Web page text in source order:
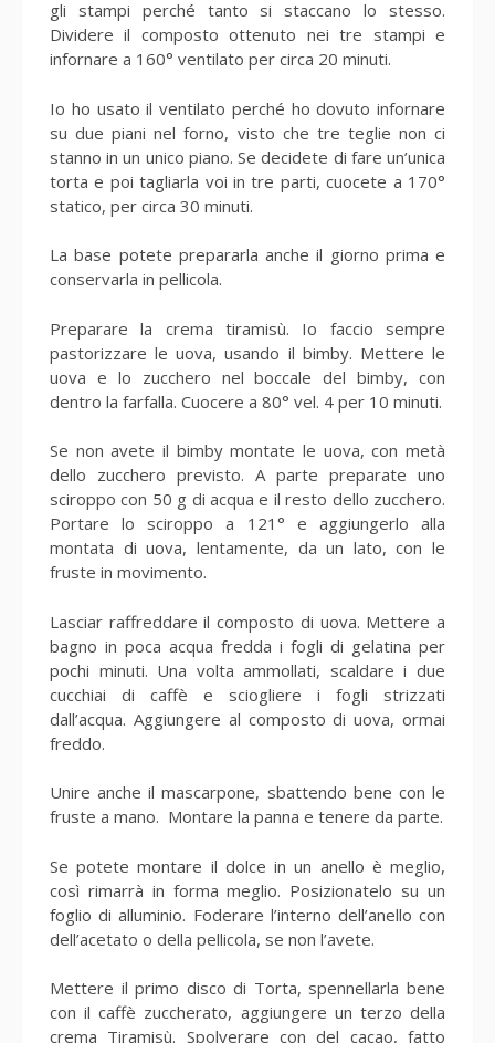
gli stampi perché tanto si staccano lo stesso.
Dividere il composto ottenuto nei tre stampi e
infornare a 160° ventilato per circa 20 minuti.
Io ho usato il ventilato perché ho dovuto infornare
su due piani nel forno, visto che tre teglie non ci
stanno in un unico piano. Se decidete di fare un’unica
torta e poi tagliarla voi in tre parti, cuocete a 170°
statico, per circa 30 minuti.
La base potete prepararla anche il giorno prima e
conservarla in pellicola.
Preparare la crema tiramisù. Io faccio sempre
pastorizzare le uova, usando il bimby. Mettere le
uova e lo zucchero nel boccale del bimby, con
dentro la farfalla. Cuocere a 80° vel. 4 per 10 minuti.
Se non avete il bimby montate le uova, con metà
dello zucchero previsto. A parte preparate uno
sciroppo con 50 g di acqua e il resto dello zucchero.
Portare lo sciroppo a 121° e aggiungerlo alla
montata di uova, lentamente, da un lato, con le
fruste in movimento.
Lasciar raffreddare il composto di uova. Mettere a
bagno in poca acqua fredda i fogli di gelatina per
pochi minuti. Una volta ammollati, scaldare i due
cucchiai di caffè e sciogliere i fogli strizzati
dall’acqua. Aggiungere al composto di uova, ormai
freddo.
Unire anche il mascarpone, sbattendo bene con le
fruste a mano. Montare la panna e tenere da parte.
Se potete montare il dolce in un anello è meglio,
così rimarrà in forma meglio. Posizionatelo su un
foglio di alluminio. Foderare l’interno dell’anello con
dell’acetato o della pellicola, se non l’avete.
Mettere il primo disco di Torta, spennellarla bene
con il caffè zuccherato, aggiungere un terzo della
crema Tiramisù. Spolverare con del cacao, fatto